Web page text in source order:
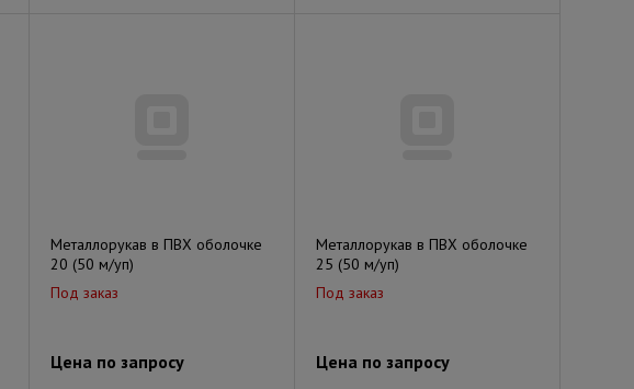
Металлорукав в ПВХ оболочке
20 (50 м/уп)
Под заказ
Цена по запросу
Металлорукав в ПВХ оболочке
25 (50 м/уп)
Под заказ
Цена по запросу